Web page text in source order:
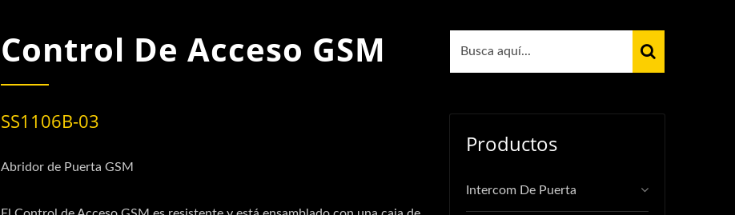
Control De Acceso GSM
SS1106B-03
Abridor de Puerta GSM
Productos
Intercom De Puerta